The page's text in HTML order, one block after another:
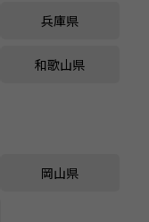
兵庫県
和歌山県
岡山県